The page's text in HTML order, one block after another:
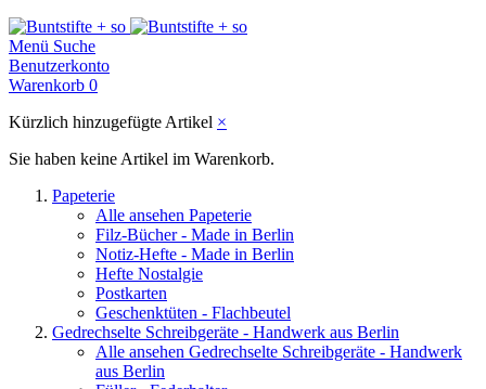
Menü Suche
Benutzerkonto
Warenkorb 0
Kürzlich hinzugefügte Artikel ×
Sie haben keine Artikel im Warenkorb.
Papeterie
Alle ansehen Papeterie
Filz-Bücher - Made in Berlin
Notiz-Hefte - Made in Berlin
Hefte Nostalgie
Postkarten
Geschenktüten - Flachbeutel
Gedrechselte Schreibgeräte - Handwerk aus Berlin
Alle ansehen Gedrechselte Schreibgeräte - Handwerk
aus Berlin